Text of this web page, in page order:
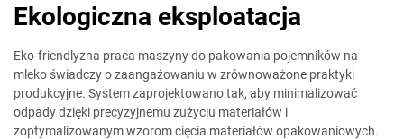
Ekologiczna eksploatacja
Eko-friendlyzna praca maszyny do pakowania pojemników na
mleko świadczy o zaangażowaniu w zrównoważone praktyki
produkcyjne. System zaprojektowano tak, aby minimalizować
odpady dzięki precyzyjnemu zużyciu materiałów i
zoptymalizowanym wzorom cięcia materiałów opakowaniowych.